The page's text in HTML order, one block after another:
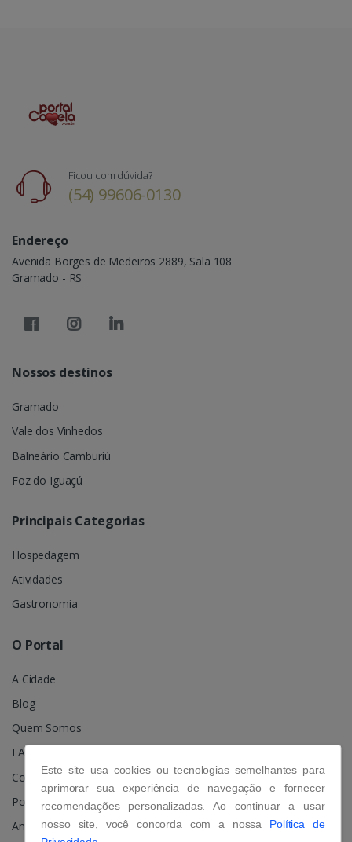
Ficou com dúvida?
(54) 99606-0130
Endereço
Avenida Borges de Medeiros 2889, Sala 108
Gramado - RS
Nossos destinos
Gramado
Vale dos Vinhedos
Balneário Camburiú
Foz do Iguaçú
Principais Categorias
Hospedagem
Atividades
Gastronomia
O Portal
A Cidade
Blog
Quem Somos
FAQ
Contato
Política de Privacidade
Anuncie
Este site usa cookies ou tecnologias semelhantes para
aprimorar sua experiência de navegação e fornecer
recomendações personalizadas. Ao continuar a usar
nosso site, você concorda com a nossa Política de